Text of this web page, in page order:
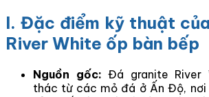
I. Đặc điểm kỹ thuật
River White ốp bàn bếp
Nguồn gốc: Đá granite River
thác từ các mỏ đá ở Ấn Độ,